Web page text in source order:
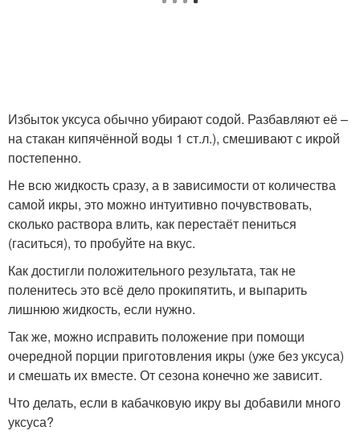
Избыток уксуса обычно убирают содой. Разбавляют её –
на стакан кипячённой воды 1 ст.л.), смешивают с икрой
постепенно.
Не всю жидкость сразу, а в зависимости от количества
самой икры, это можно интуитивно почувствовать,
сколько раствора влить, как перестаёт пениться
(гаситься), то пробуйте на вкус.
Как достигли положительного результата, так не
поленитесь это всё дело прокипятить, и выпарить
лишнюю жидкость, если нужно.
Так же, можно исправить положение при помощи
очередной порции приготовления икры (уже без уксуса)
и смешать их вместе. От сезона конечно же зависит.
Что делать, если в кабачковую икру вы добавили много
уксуса?